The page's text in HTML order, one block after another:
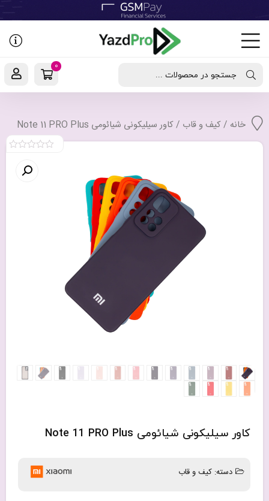
جستجو در محصولات ...
0
خانه /کیف و قاب / کاور سیلیکونی شیائومی Note 11 PRO Plus
کاور سیلیکونی شیائومی Note 11 PRO Plus
دسته: کیف و قاب